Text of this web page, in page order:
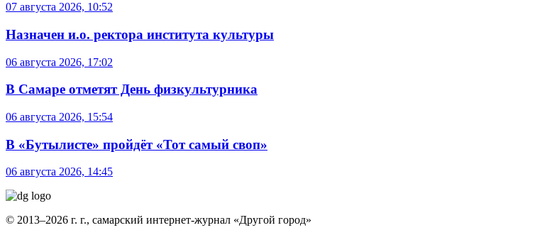
07 августа 2026, 10:52
Назначен и.о. ректора института культуры
06 августа 2026, 17:02
В Самаре отметят День физкультурника
06 августа 2026, 15:54
В «Бутылисте» пройдёт «Тот самый своп»
06 августа 2026, 14:45
© 2013–2026 г. г., самарский интернет-журнал «Другой город»